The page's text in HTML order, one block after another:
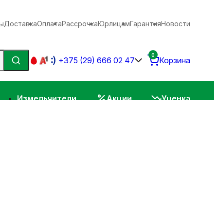
ДоставкаОплатаРассрочкаЮрлицамГарантияНовости
+375 (29) 666 02 47 Корзина
0
Измельчители Акции Уценка